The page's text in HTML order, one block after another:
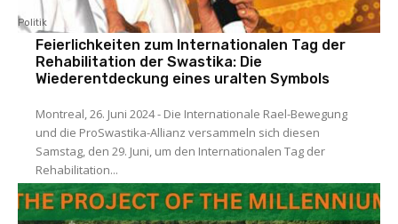
Politik
Feierlichkeiten zum Internationalen Tag der
Rehabilitation der Swastika: Die
Wiederentdeckung eines uralten Symbols
Montreal, 26. Juni 2024 - Die Internationale Rael-Bewegung
und die ProSwastika-Allianz versammeln sich diesen
Samstag, den 29. Juni, um den Internationalen Tag der
Rehabilitation...